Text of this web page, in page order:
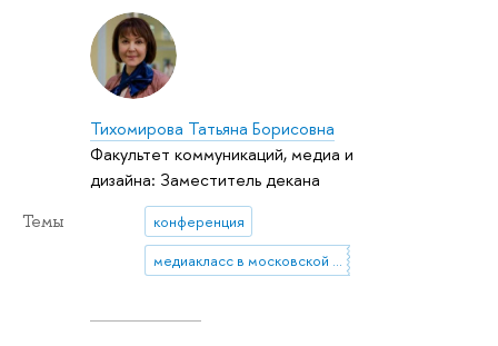
Тихомирова Татьяна Борисовна
Факультет коммуникаций, медиа и
дизайна: Заместитель декана
Темы
конференция
медиакласс в московской школе